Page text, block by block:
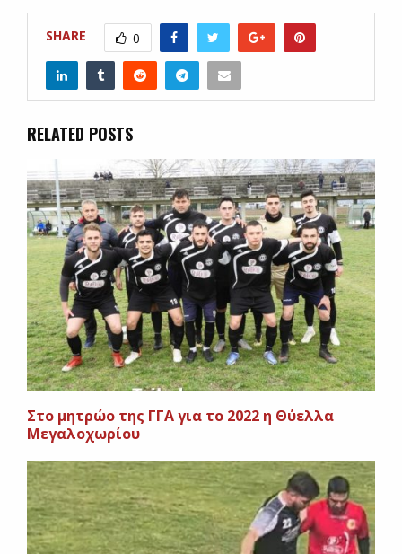
SHARE 0
RELATED POSTS
Στο μητρώο της ΓΓΑ για το 2022 η Θύελλα
Μεγαλοχωρίου